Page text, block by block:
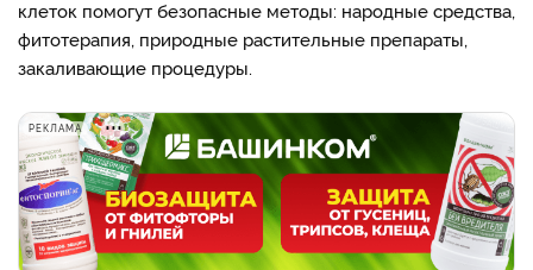
клеток помогут безопасные методы: народные средства,
фитотерапия, природные растительные препараты,
закаливающие процедуры.
РЕКЛАМА